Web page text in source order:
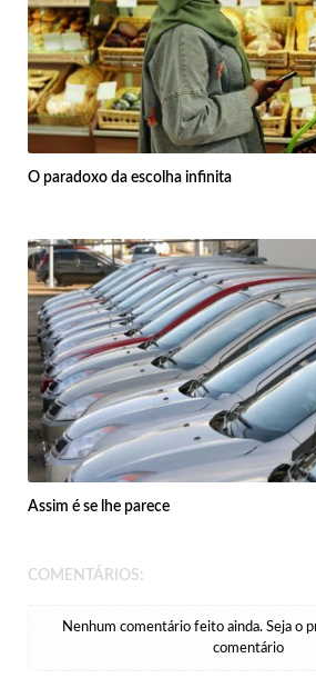
O paradoxo da escolha infinita
Assim é se lhe parece
COMENTÁRIOS:
Nenhum comentário feito ainda. Seja o
comentário